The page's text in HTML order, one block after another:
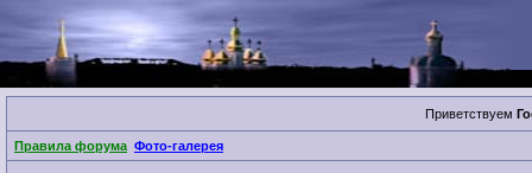
Приветствуем
Правила форума Фото-галерея